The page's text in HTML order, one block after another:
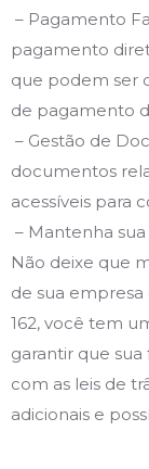
– Pagamento
pagamento
que podem ser
de pagamento
– Gestão de
documentos
acessíveis para
– Mantenha
Não deixe que
de sua empresa
162, você tem
garantir que
com as leis de
adicionais e